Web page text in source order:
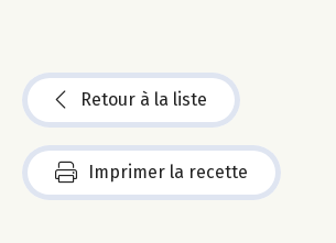
Retour à la liste
Imprimer la recette